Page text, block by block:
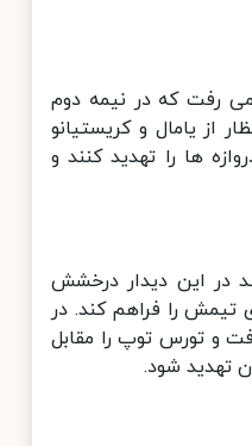
رفت که در نیمه دوم
یامال و کریستیانو
ها را تهدید کنند و
این دیدار درخشش
را فراهم کند. در
رفت و تورس توپ را مقابل
تهدید شود.